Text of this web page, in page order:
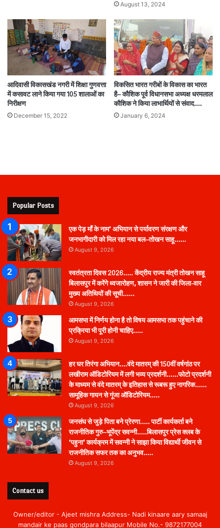
August 13, 2024
आदिवासी विकासखंड नगरी में शिक्षा गुणवत्ता
में कसावट लाने किया गया 105 शालाओं का
निरीक्षण
December 15, 2022
विकसित भारत गरीबों के विकास का भारत
है– कौशिक पूर्व विधानसभा अध्यक्ष धरमलाल
कौशिक ने किया लाभार्थियों से संवाद….
January 6, 2024
Popular Posts
एक पेड़ माँ के नाम’ अभियान से पर्यावरण संरक्षण और
जनभागीदारी को मिल रहा नया बल–तोखन साहू……
August 9, 2026
स्वतंत्रता दिवस 2026….. केंद्रीय राज्य मंत्री तोखन साहू
बिलासपुर में करेंगे ध्वजारोहण, शासन ने जारी की जिला-वार
मुख्य अतिथियों की सूची……
August 9, 2026
आमसभा में निर्णय होना है तो विषय आमसभा तक पहुंचाने की
प्रक्रिया भी पूरी होनी चाहिए…..
August 9, 2026
हर घर तिरंगा अभियान….वंदे मातरम् की 150वीं वर्षगांठ पर
लखीराम ऑडिटोरियम में लगी भव्य प्रदर्शनी……फोटो प्रदर्शनी
के माध्यम से वंदे मातरम् के इतिहास से रूबरू हुए नागरिक……
सामूहिक गायन से गूंजा ऑडिटोरियम…..
August 9, 2026
जनसंघ से जुड़े पिता बने प्रेरणा….. पार्टी कार्यकर्ता बने
राजनीतिक गुरु–भूपेंद्र सवन्नी…..बिलासपुर प्रेस क्लब के
‘पहुना’ कार्यक्रम में सवन्नी ने साझा किया विद्यार्थी जीवन से
राजनीतिक सफर तक का अनुभव…..
August 9, 2026
Contact us
Owner/editor - Ajeet mishra Address- Nadi kinaare aary samaaj
mandair ke paas gondpara bilaapur Mobile No.- 9872177004